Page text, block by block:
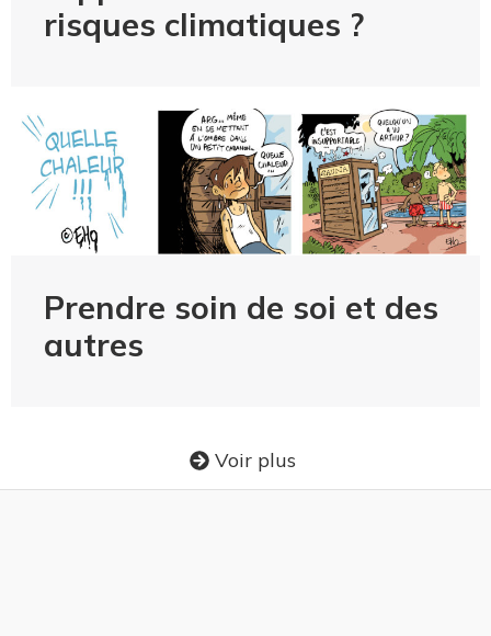
risques climatiques ?
Prendre soin de soi et des
autres
Voir plus